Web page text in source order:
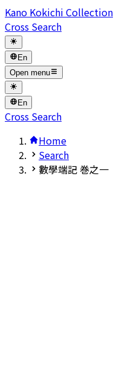
Kano Kokichi Collection
Cross Search
En
Open menu
En
Cross Search
Home
Search
數學端記 巻之一